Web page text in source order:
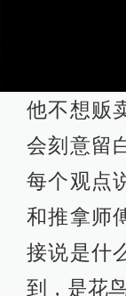
他不想贩
会刻意留
每个观点
和推拿师
接说是什
到，是花